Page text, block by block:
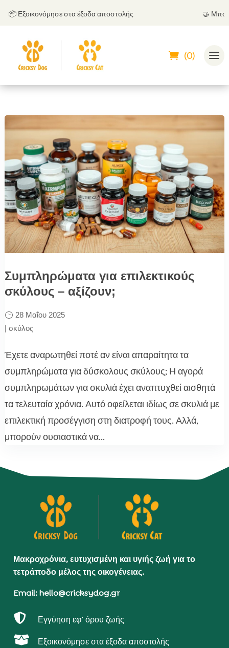
Εξοικονόμησε στα έξοδα αποστολής
(0)
Συμπληρώματα για επιλεκτικούς
σκύλους – αξίζουν;
28 Μαΐου 2025
| σκύλος
Έχετε αναρωτηθεί ποτέ αν είναι απαραίτητα τα
συμπληρώματα για δύσκολους σκύλους; Η αγορά
συμπληρωμάτων για σκυλιά έχει αναπτυχθεί αισθητά
τα τελευταία χρόνια. Αυτό οφείλεται ιδίως σε σκυλιά με
επιλεκτική προσέγγιση στη διατροφή τους. Αλλά,
μπορούν ουσιαστικά να...
Μακροχρόνια, ευτυχισμένη και υγιής ζωή για το
τετράποδο μέλος της οικογένειας.
Email: hello@cricksydog.gr
 Εγγύηση εφ’ όρου ζωής
 Εξοικονόμησε στα έξοδα αποστολής